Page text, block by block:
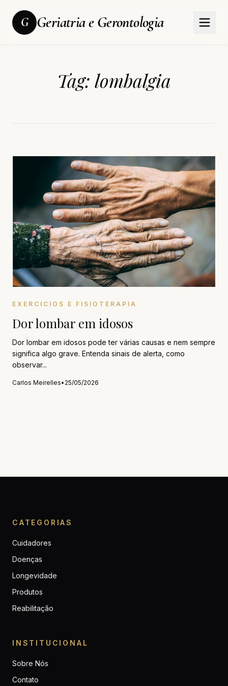
G Geriatria e Gerontologia
Tag: lombalgia
EXERCICIOS E FISIOTERAPIA
Dor lombar em idosos
Dor lombar em idosos pode ter várias causas e nem sempre
significa algo grave. Entenda sinais de alerta, como
observar...
Carlos Meirelles• 25/05/2026
CATEGORIAS
Cuidadores
Doenças
Longevidade
Produtos
Reabilitação
INSTITUCIONAL
Sobre Nós
Contato